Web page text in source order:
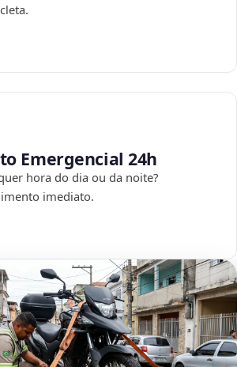
Emergencial 24h
hora do dia ou da noite?
imediato.